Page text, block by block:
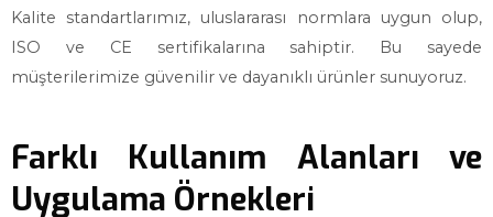
Kalite standartlarımız, uluslararası normlara uygun olup,
ISO ve CE sertifikalarına sahiptir. Bu sayede
müşterilerimize güvenilir ve dayanıklı ürünler sunuyoruz.
Farklı Kullanım Alanları ve
Uygulama Örnekleri